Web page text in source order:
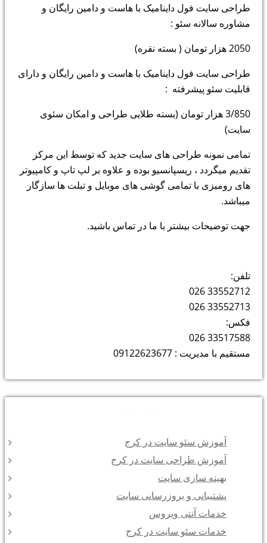
طراحی سایت فول داینامیک با هاست و دامین رایگان و
مشاوره سالانه سئو :
2050 هزار تومان ( بسته نقره)
طراحی سایت فول داینامیک با هاست و دامین رایگان و دارای
قابلیت سئو پیشرفته :
3/850 هزار تومان (بسته طلایی طراحی و امکان سئوی
سایت)
تمامی نمونه طراحی های سایت جدید که توسط این مرکز
تقدیم میگردد ، ریسپانسیو بوده و علاوه بر لپ تاپ و کامپیوتر
های رومیزی با تمامی گوشی های موبایل و تبلت ها سازگار
میباشد.
جهت توضیحات بیشتر با ما در تماس باشید.
تلفن:
33552712 026
33552713 026
فکس:
33517588 026
مستقیم با مدیریت : 09122623677
آموزش سئو سایت در کرج
آموزش طراحی سایت در کرج
بهینه سازی سایت
پشتیبانی و بروزرسانی سایت
خدمات آنتی ویروس
خدمات سئو سایت در کرج